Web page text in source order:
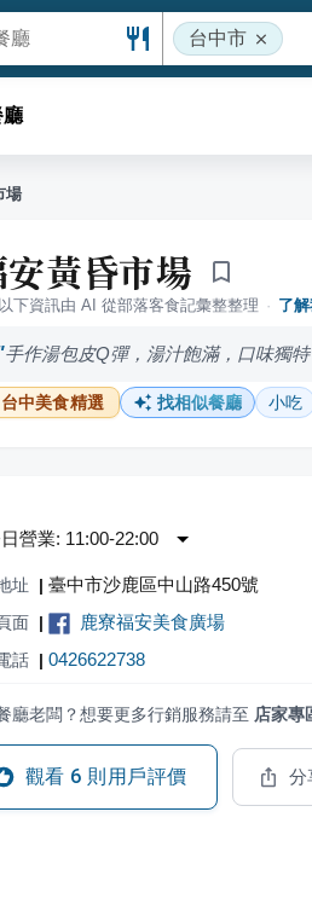
台中市
廳
場
黃昏市場
以下資訊由 AI 從部落客食記彙整整理 · 了
手作湯包皮Q彈，湯汁飽滿，口味獨
台中美食精選 找相似餐廳 小吃
營業: 11:00-22:00
址 | 臺中市沙鹿區中山路450號
面 | 鹿寮福安美食廣場
話 | 0426622738
廳老闆？想要更多行銷服務請至 店家專
觀看 6 則用戶評價 分